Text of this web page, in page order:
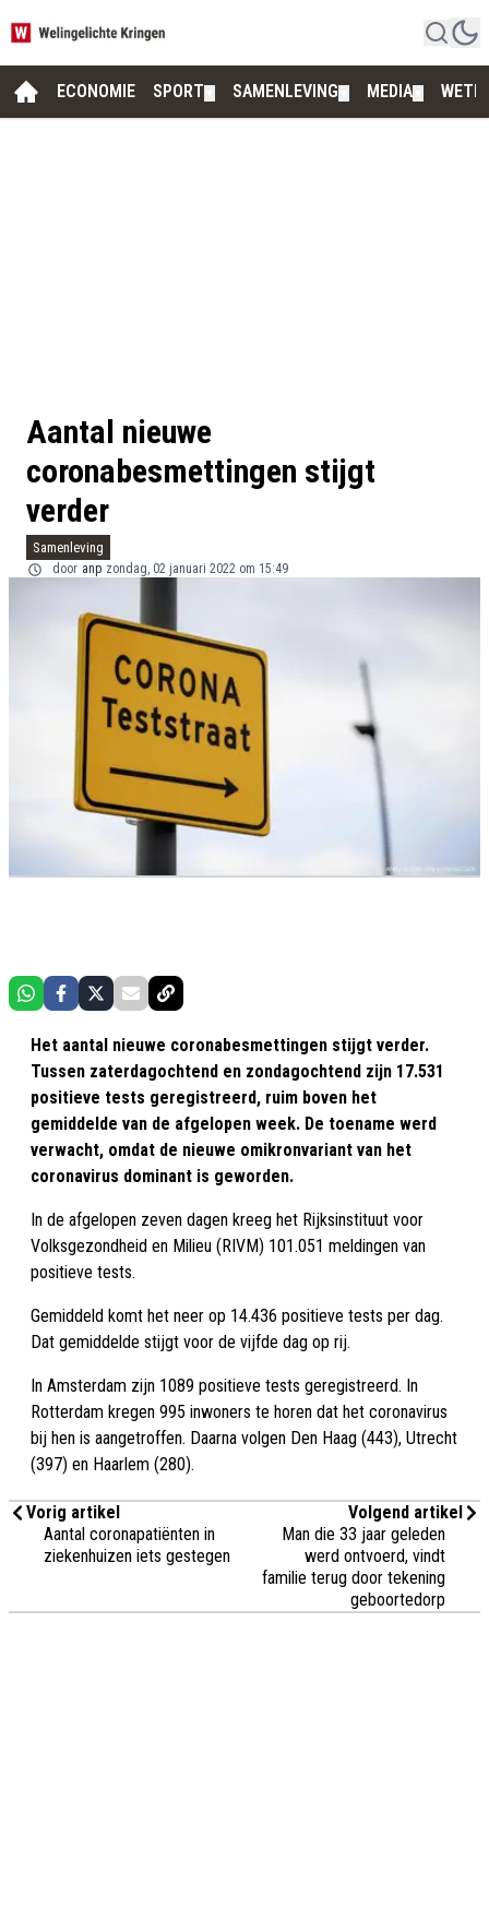
ECONOMIE SPORT SAMENLEVING MEDIA
Aantal nieuwe
coronabesmettingen stijgt
verder
Samenleving
door anp zondag, 02 januari 2022 om 15:49
Het aantal nieuwe coronabesmettingen stijgt verder.
Tussen zaterdagochtend en zondagochtend zijn 17.531
positieve tests geregistreerd, ruim boven het
gemiddelde van de afgelopen week. De toename werd
verwacht, omdat de nieuwe omikronvariant van het
coronavirus dominant is geworden.
In de afgelopen zeven dagen kreeg het Rijksinstituut voor
Volksgezondheid en Milieu (RIVM) 101.051 meldingen van
positieve tests.
Gemiddeld komt het neer op 14.436 positieve tests per dag.
Dat gemiddelde stijgt voor de vijfde dag op rij.
In Amsterdam zijn 1089 positieve tests geregistreerd. In
Rotterdam kregen 995 inwoners te horen dat het coronavirus
bij hen is aangetroffen. Daarna volgen Den Haag (443), Utrecht
(397) en Haarlem (280).
Vorig artikel
Aantal coronapatiënten in
ziekenhuizen iets gestegen
Volgend artikel
Man die 33 jaar geleden
werd ontvoerd, vindt
familie terug door tekening
geboortedorp